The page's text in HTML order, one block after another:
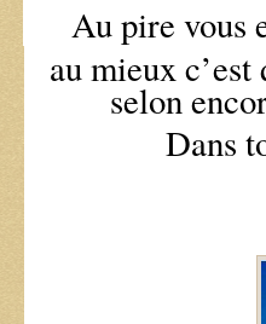
Au pire vous
au mieux
selon
Dans